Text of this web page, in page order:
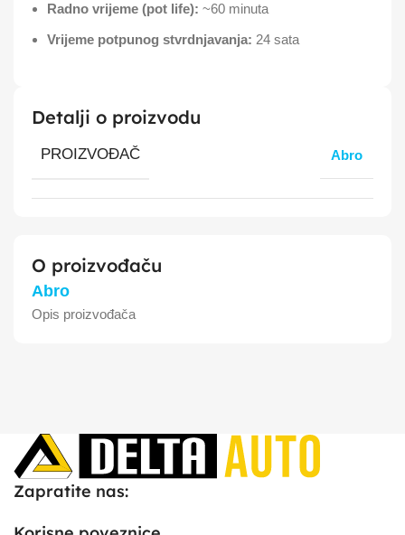
Radno vrijeme (pot life): ~60 minuta
Vrijeme potpunog stvrdnjavanja: 24 sata
Detalji o proizvodu
PROIZVOĐAČ Abro
O proizvođaču
Abro
Opis proizvođača
Zapratite nas: